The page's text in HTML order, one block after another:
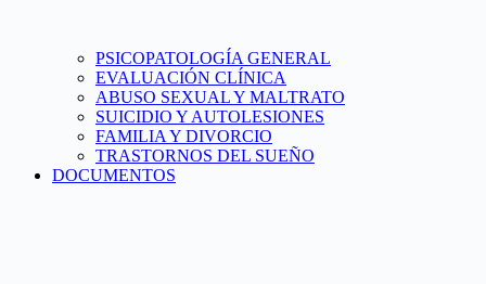
PSICOPATOLOGÍA GENERAL
EVALUACIÓN CLÍNICA
ABUSO SEXUAL Y MALTRATO
SUICIDIO Y AUTOLESIONES
FAMILIA Y DIVORCIO
TRASTORNOS DEL SUEÑO
DOCUMENTOS